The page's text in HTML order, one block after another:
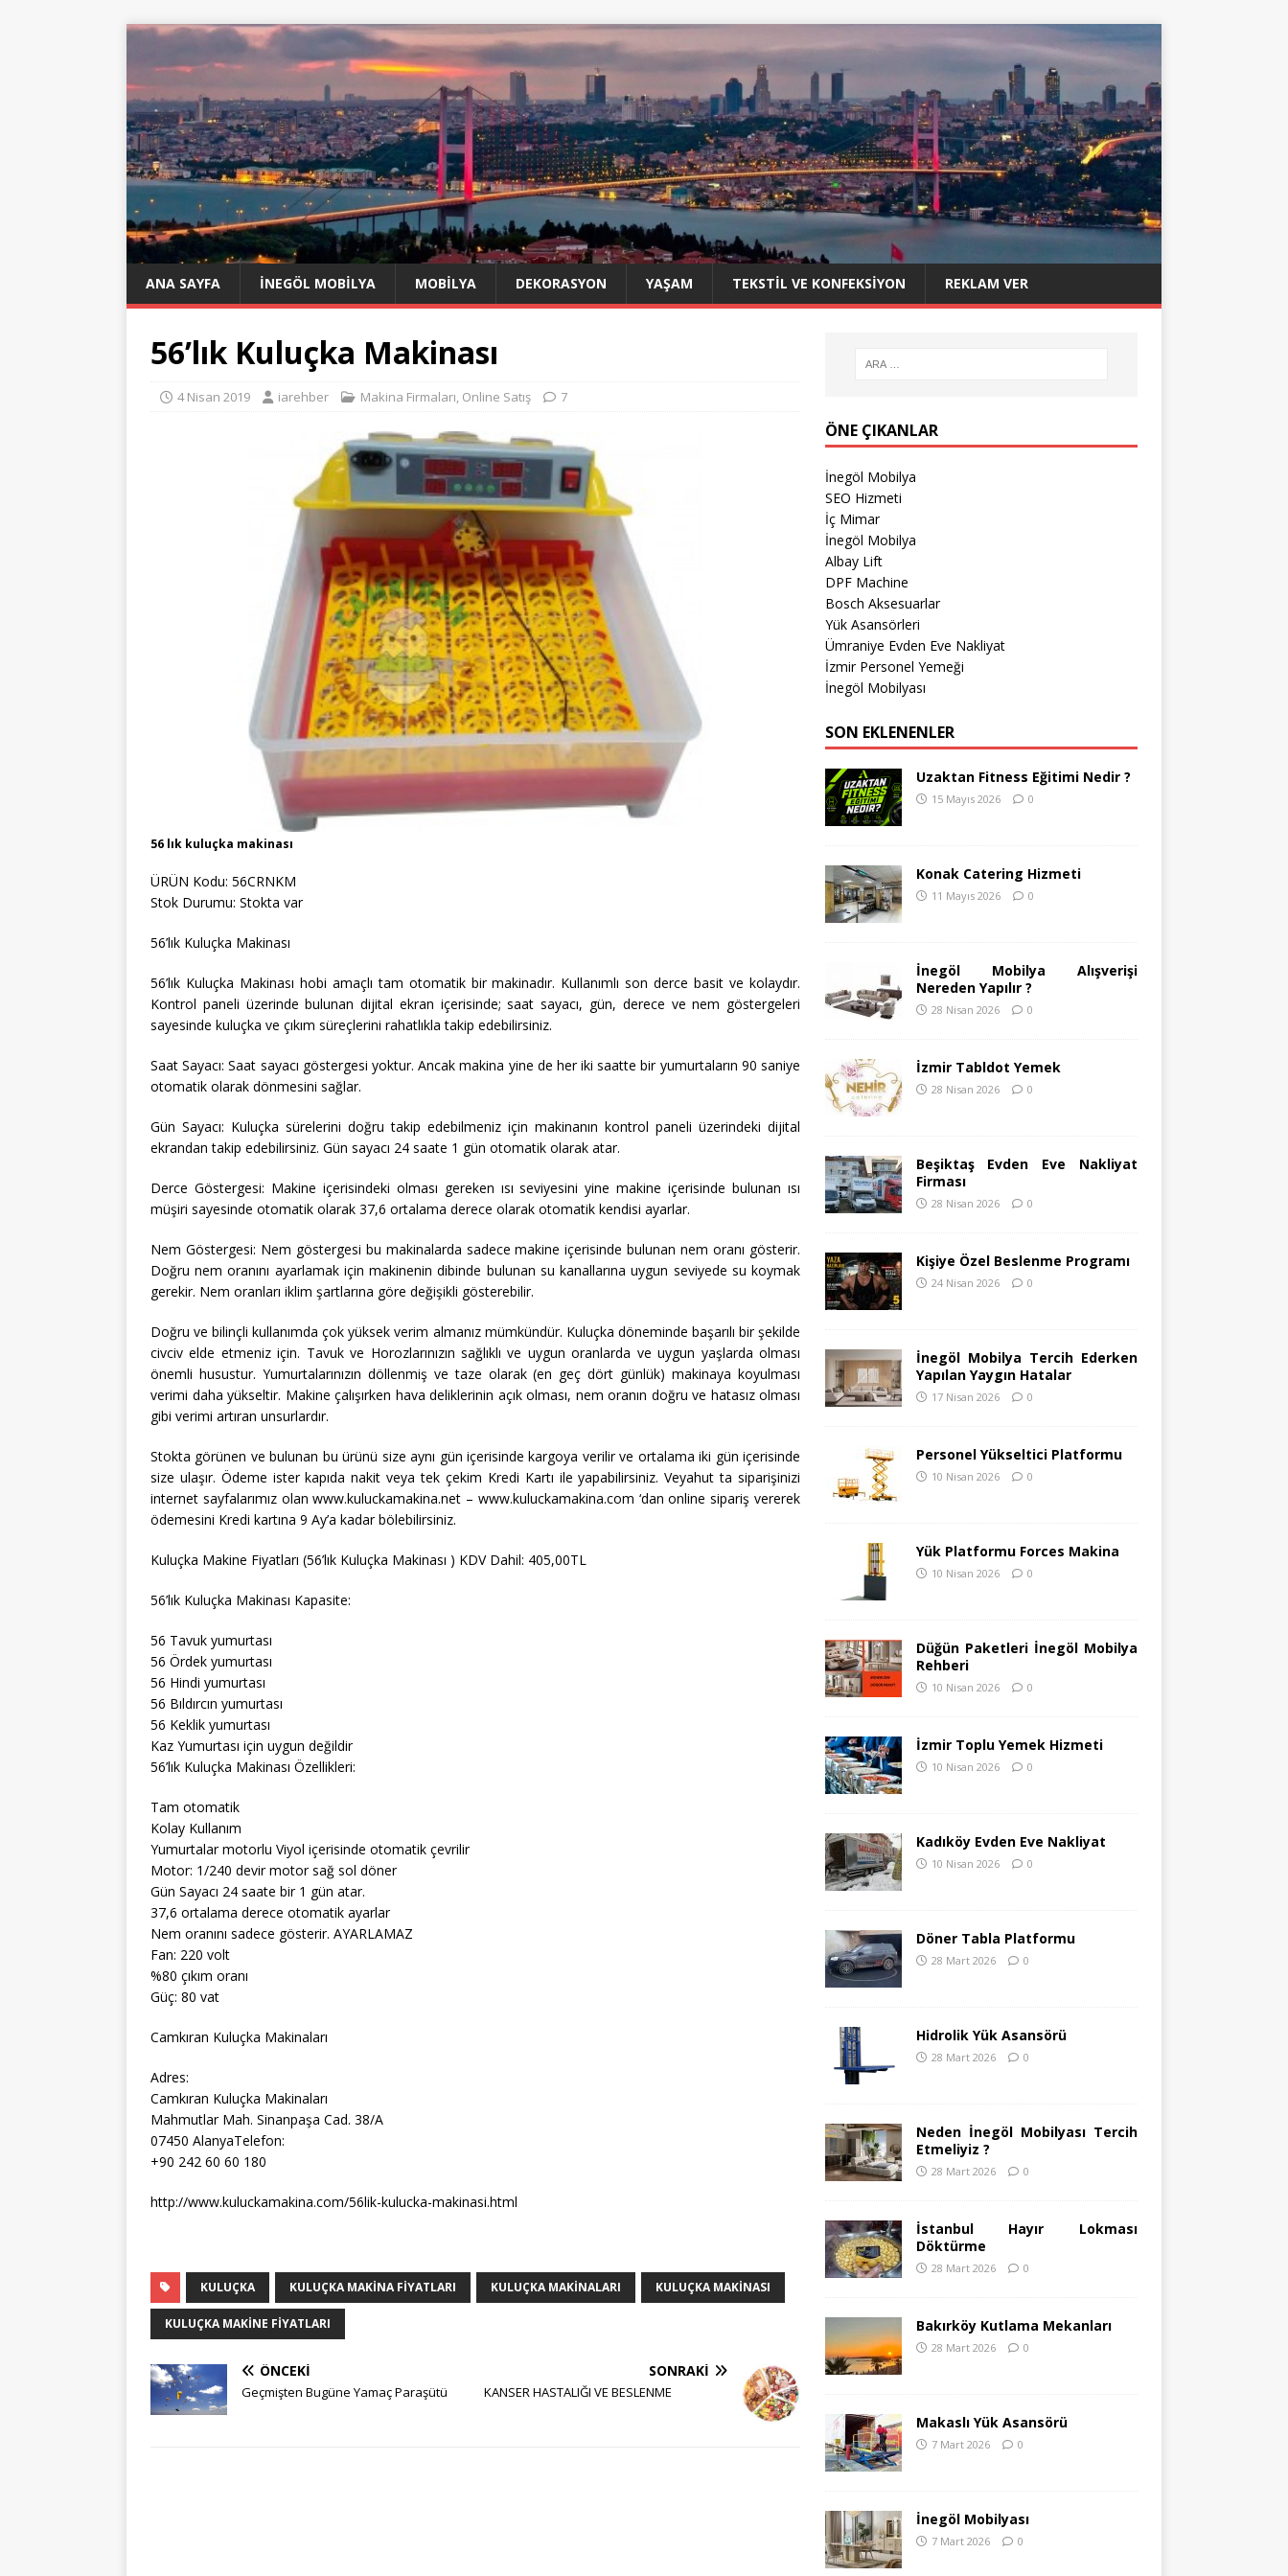
ANA SAYFA İNEGÖL MOBILYA MOBILYA DEKORASYON YAŞAM TEKSTIL VE KONFEKSIYON REKLAM VER
56’lık Kuluçka Makinası
4 Nisan 2019 iarehber Makina Firmaları, Online Satış 7
56 lık kuluçka makinası
ÜRÜN Kodu: 56CRNKM
Stok Durumu: Stokta var
56’lık Kuluçka Makinası
56’lık Kuluçka Makinası hobi amaçlı tam otomatik bir makinadır. Kullanımlı son derce basit ve kolaydır.
Kontrol paneli üzerinde bulunan dijital ekran içerisinde; saat sayacı, gün, derece ve nem göstergeleri
sayesinde kuluçka ve çıkım süreçlerini rahatlıkla takip edebilirsiniz.
Saat Sayacı: Saat sayacı göstergesi yoktur. Ancak makina yine de her iki saatte bir yumurtaların 90 saniye
otomatik olarak dönmesini sağlar.
Gün Sayacı: Kuluçka sürelerini doğru takip edebilmeniz için makinanın kontrol paneli üzerindeki dijital
ekrandan takip edebilirsiniz. Gün sayacı 24 saate 1 gün otomatik olarak atar.
Derce Göstergesi: Makine içerisindeki olması gereken ısı seviyesini yine makine içerisinde bulunan ısı
müşiri sayesinde otomatik olarak 37,6 ortalama derece olarak otomatik kendisi ayarlar.
Nem Göstergesi: Nem göstergesi bu makinalarda sadece makine içerisinde bulunan nem oranı gösterir.
Doğru nem oranını ayarlamak için makinenin dibinde bulunan su kanallarına uygun seviyede su koymak
gerekir. Nem oranları iklim şartlarına göre değişikli gösterebilir.
Doğru ve bilinçli kullanımda çok yüksek verim almanız mümkündür. Kuluçka döneminde başarılı bir şekilde
civciv elde etmeniz için. Tavuk ve Horozlarınızın sağlıklı ve uygun oranlarda ve uygun yaşlarda olması
önemli husustur. Yumurtalarınızın döllenmiş ve taze olarak (en geç dört günlük) makinaya koyulması
verimi daha yükseltir. Makine çalışırken hava deliklerinin açık olması, nem oranın doğru ve hatasız olması
gibi verimi artıran unsurlardır.
Stokta görünen ve bulunan bu ürünü size aynı gün içerisinde kargoya verilir ve ortalama iki gün içerisinde
size ulaşır. Ödeme ister kapıda nakit veya tek çekim Kredi Kartı ile yapabilirsiniz. Veyahut ta siparişinizi
internet sayfalarımız olan www.kuluckamakina.net – www.kuluckamakina.com ‘dan online sipariş vererek
ödemesini Kredi kartına 9 Ay’a kadar bölebilirsiniz.
Kuluçka Makine Fiyatları (56’lık Kuluçka Makinası ) KDV Dahil: 405,00TL
56’lık Kuluçka Makinası Kapasite:
56 Tavuk yumurtası
56 Ördek yumurtası
56 Hindi yumurtası
56 Bıldırcın yumurtası
56 Keklik yumurtası
Kaz Yumurtası için uygun değildir
56’lık Kuluçka Makinası Özellikleri:
Tam otomatik
Kolay Kullanım
Yumurtalar motorlu Viyol içerisinde otomatik çevrilir
Motor: 1/240 devir motor sağ sol döner
Gün Sayacı 24 saate bir 1 gün atar.
37,6 ortalama derece otomatik ayarlar
Nem oranını sadece gösterir. AYARLAMAZ
Fan: 220 volt
%80 çıkım oranı
Güç: 80 vat
Camkıran Kuluçka Makinaları
Adres:
Camkıran Kuluçka Makinaları
Mahmutlar Mah. Sinanpaşa Cad. 38/A
07450 AlanyaTelefon:
+90 242 60 60 180
http://www.kuluckamakina.com/56lik-kulucka-makinasi.html
KULUÇKA KULUÇKA MAKINA FIYATLARI KULUÇKA MAKINALARI KULUÇKA MAKINASI
KULUÇKA MAKINE FIYATLARI
ÖNCEKI
Geçmişten Bugüne Yamaç Paraşütü
SONRAKI
KANSER HASTALIĞI VE BESLENME
ÖNE ÇIKANLAR
İnegöl Mobilya
SEO Hizmeti
İç Mimar
İnegöl Mobilya
Albay Lift
DPF Machine
Bosch Aksesuarlar
Yük Asansörleri
Ümraniye Evden Eve Nakliyat
İzmir Personel Yemeği
İnegöl Mobilyası
SON EKLENENLER
Uzaktan Fitness Eğitimi Nedir ?
15 Mayıs 2026 0
Konak Catering Hizmeti
11 Mayıs 2026 0
İnegöl Mobilya Alışverişi
Nereden Yapılır ?
28 Nisan 2026 0
İzmir Tabldot Yemek
28 Nisan 2026 0
Beşiktaş Evden Eve Nakliyat
Firması
28 Nisan 2026 0
Kişiye Özel Beslenme Programı
24 Nisan 2026 0
İnegöl Mobilya Tercih Ederken
Yapılan Yaygın Hatalar
17 Nisan 2026 0
Personel Yükseltici Platformu
10 Nisan 2026 0
Yük Platformu Forces Makina
10 Nisan 2026 0
Düğün Paketleri İnegöl Mobilya
Rehberi
10 Nisan 2026 0
İzmir Toplu Yemek Hizmeti
10 Nisan 2026 0
Kadıköy Evden Eve Nakliyat
10 Nisan 2026 0
Döner Tabla Platformu
28 Mart 2026 0
Hidrolik Yük Asansörü
28 Mart 2026 0
Neden İnegöl Mobilyası Tercih
Etmeliyiz ?
28 Mart 2026 0
İstanbul Hayır Lokması
Döktürme
28 Mart 2026 0
Bakırköy Kutlama Mekanları
28 Mart 2026 0
Makaslı Yük Asansörü
7 Mart 2026 0
İnegöl Mobilyası
7 Mart 2026 0